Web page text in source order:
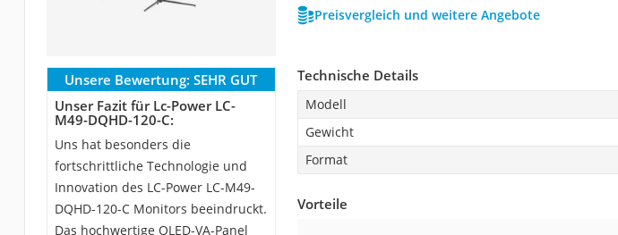
Preisvergleich und weitere Angebote
Unsere Bewertung: SEHR GUT
Unser Fazit für Lc-Power LC-
M49-DQHD-120-C:
Uns hat besonders die
fortschrittliche Technologie und
Innovation des LC-Power LC-M49-
DQHD-120-C Monitors beeindruckt.
Das hochwertige QLED-VA-Panel
Technische Details
Modell
Gewicht
Format
Vorteile